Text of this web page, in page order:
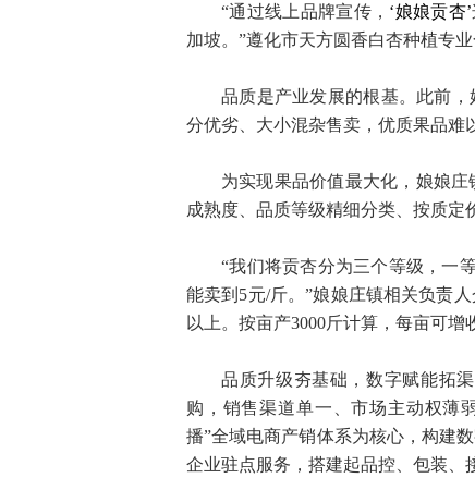
“通过线上品牌宣传， ‘娘娘贡杏’
加坡。”遵化市天方圆香白杏种植专
品质是产业发展的根基。此前
分优劣、大小混杂售卖，优质果品难
为实现果品价值最大化，娘娘
成熟度、品质等级精细分类、按质定
“我们将贡杏分为三个等级，一
能卖到5元/斤。”娘娘庄镇相关负责
以上。按亩产3000斤计算，每亩可增
品质升级夯基础，数字赋能拓
购，销售渠道单一、市场主动权薄
播”全域电商产销体系为核心，构建
企业驻点服务，搭建起品控、包装、